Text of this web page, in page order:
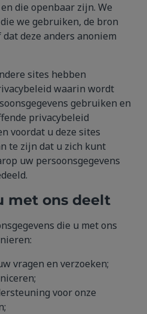
die openbaar zijn. We
we gebruiken, de bron
deze anders anoniem
sites hebben
waarin wordt
gebruiken en
privacybeleid
voordat u deze sites
te zijn dat u zich kunt
uw persoonsgegevens
met ons deelt
die u met ons
vragen en verzoeken;
voor onze